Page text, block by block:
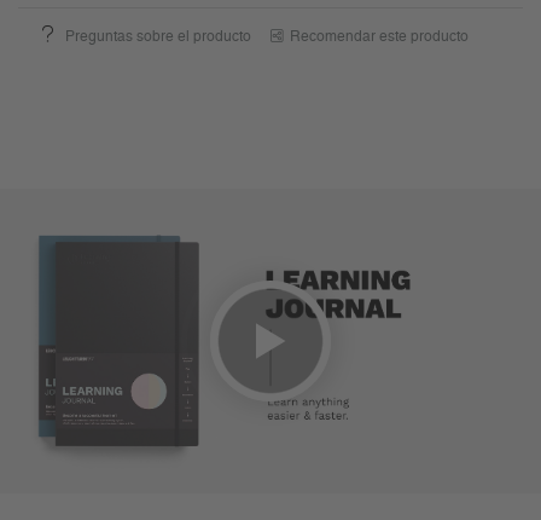
Preguntas sobre el producto Recomendar este producto